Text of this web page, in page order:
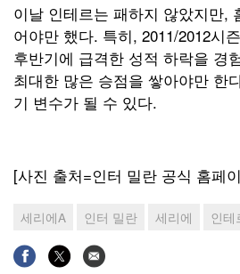
이날 인테르는 패하지 않았지만,
어야만 했다. 특히, 2011/2012시
후반기에 급격한 성적 하락을 경
최대한 많은 승점을 쌓아야만 한
기 변수가 될 수 있다.
[사진 출처=인터 밀란 공식 홈페
세리에A 인터 밀란 세리에 인테